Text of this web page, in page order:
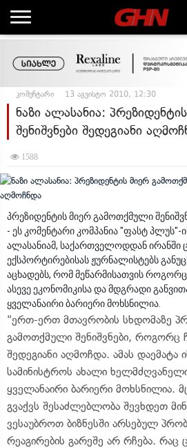
კომენტარი 13 აგვისტო 2010, 12:30
ნაზი ალასანია:
შენიშვნები შედეგიანი
1588
პრეზიდენტის მიერ გამოთქმული
- ეს კომენტარი კომპანია "ფასტ პლუს"-
ალასანიამ, საქართველოდდან ირანში
ექსპორტირებისას ჟურნალისტებს
აცხადებს, რომ მეწარმისათვის
ასევე ეკონომიკისა და მდგრადი
ყველანაირი ბარიერი მოხსნილია.
"ერთ-ერთ მთავრობის სხდომაზე
გამოთქმული შენიშვნები,
შედეგიანი აღმოჩდა. ამას დაემატა
სამინისტროს ახალი
ყველანაირი ბარიერი მოხსნილია.
გვაქვს შესაძლებლობა შევხდეთ
ვესაუბროთ ბიზნესში არსებულ
რეაგირების გარეშე არ რჩება. რაც